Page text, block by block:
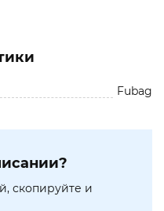
Fubag
скопируйте и